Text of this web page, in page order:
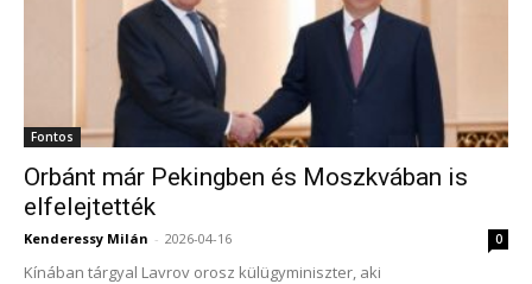
Fontos
Orbánt már Pekingben és Moszkvában is
elfelejtették
Kenderessy Milán - 2026-04-16 0
Kínában tárgyal Lavrov orosz külügyminiszter, aki